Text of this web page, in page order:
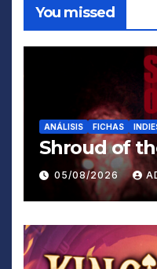
You missed
ANÁLISIS FICHAS
Shroud of
05/08/2026